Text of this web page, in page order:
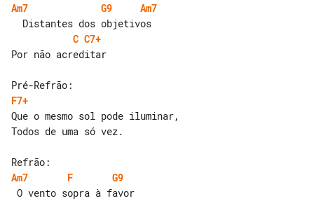
Am7
G9
Am7
C C7+
Por não acreditar
F7+
Que o mesmo sol pode iluminar,
Todos de uma só vez.
Am7
F
G9